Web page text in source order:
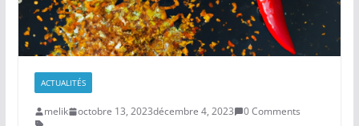
ACTUALITÉS
melik octobre 13, 2023décembre 4, 2023
0 Comments